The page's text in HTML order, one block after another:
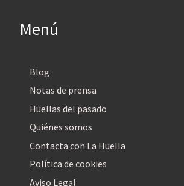
Menú
Blog
Notas de prensa
Huellas del pasado
Quiénes somos
Contacta con La Huella
Política de cookies
Aviso Legal